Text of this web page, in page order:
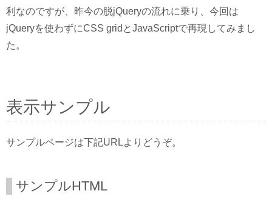
利なのですが、昨今の脱jQueryの流れに乗り、今回は
jQueryを使わずにCSS gridとJavaScriptで再現してみまし
た。
表示サンプル
サンプルページは下記URLよりどうぞ。
サンプルHTML